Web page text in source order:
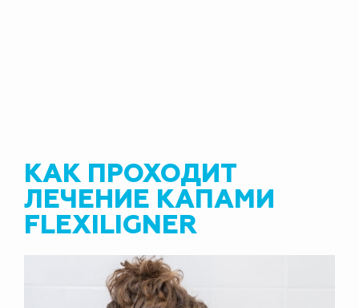
КАК ПРОХОДИТ
ЛЕЧЕНИЕ КАПАМИ
FLEXILIGNER